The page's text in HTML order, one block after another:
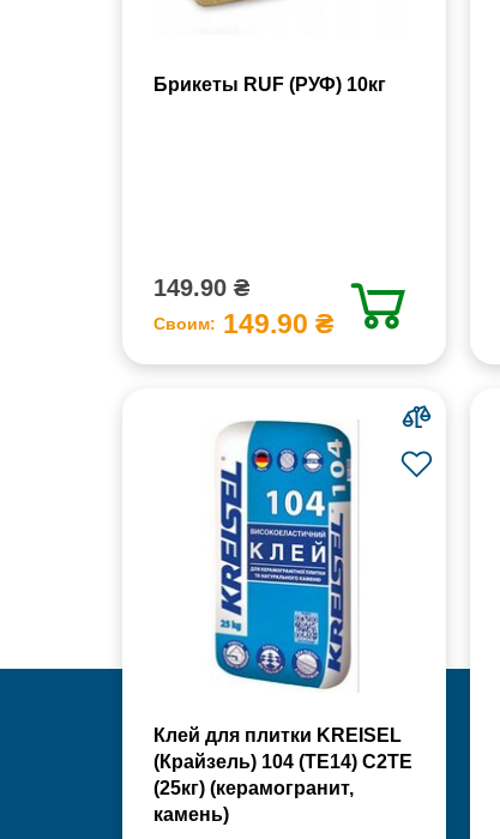
Брикеты RUF (РУФ) 10кг
149.90 ₴
Своим: 149.90 ₴
Клей для плитки KREISEL
(Крайзель) 104 (ТЕ14) С2TE
(25кг) (керамогранит,
камень)